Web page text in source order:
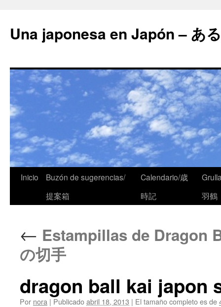
Una japonesa en Japón – あ
Inicio
Buzón de sugerencias/
提案箱
Calendario/歳
時記
羽鶴
← Estampillas de Dragon
の切手
dragon ball kai japon
Por nora | Publicadoabril 18, 2013 | El tamaño completo es de